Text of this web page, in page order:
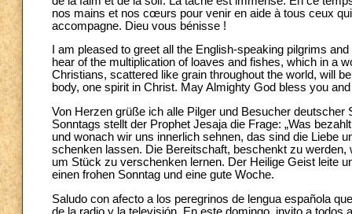
nos mains et nos cœurs pour venir en aide à tous ceux
accompagne. Dieu vous bénisse !
I am pleased to greet all the English-speaking pilgrims
hear of the multiplication of loaves and fishes, which in a
Christians, scattered like grain throughout the world, will
body, one spirit in Christ. May Almighty God bless you
Von Herzen grüße ich alle Pilger und Besucher
Sonntags stellt der Prophet Jesaja die Frage: „Was
und wonach wir uns innerlich sehnen, das sind die Liebe
schenken lassen. Die Bereitschaft, beschenkt zu
um Stück zu verschenken lernen. Der Heilige Geist leite
einen frohen Sonntag und eine gute Woche.
Saludo con afecto a los peregrinos de lengua española
de la radio y la televisión. En este domingo, invito a